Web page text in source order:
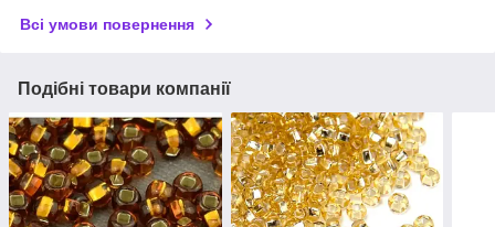
Всі умови повернення
Подібні товари компанії